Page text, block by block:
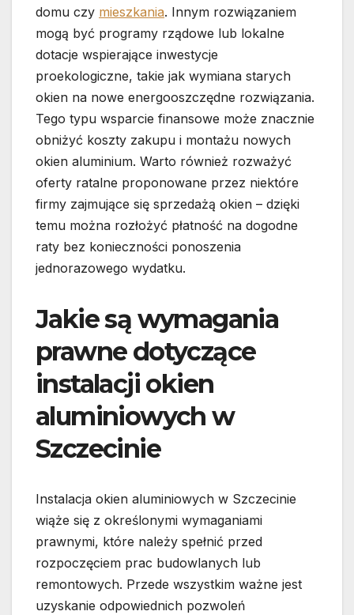
domu czy mieszkania. Innym rozwiązaniem
mogą być programy rządowe lub lokalne
dotacje wspierające inwestycje
proekologiczne, takie jak wymiana starych
okien na nowe energooszczędne rozwiązania.
Tego typu wsparcie finansowe może znacznie
obniżyć koszty zakupu i montażu nowych
okien aluminium. Warto również rozważyć
oferty ratalne proponowane przez niektóre
firmy zajmujące się sprzedażą okien – dzięki
temu można rozłożyć płatność na dogodne
raty bez konieczności ponoszenia
jednorazowego wydatku.
Jakie są wymagania
prawne dotyczące
instalacji okien
aluminiowych w
Szczecinie
Instalacja okien aluminiowych w Szczecinie
wiąże się z określonymi wymaganiami
prawnymi, które należy spełnić przed
rozpoczęciem prac budowlanych lub
remontowych. Przede wszystkim ważne jest
uzyskanie odpowiednich pozwoleń